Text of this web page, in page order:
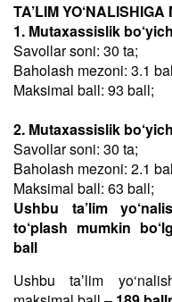
TA’LIM
1. Mutaxassislik
Savollar soni: 30 ta;
Baholash mezoni: 3.1
Maksimal ball: 93 ball;
2. Mutaxassislik
Savollar soni: 30 ta;
Baholash mezoni: 2.1
Maksimal ball: 63 ball;
Ushbu ta’lim
to‘plash mumkin
ball
Ushbu taʼlim